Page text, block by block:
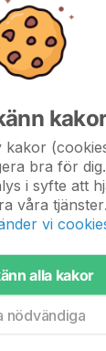
motståndare
kakor
bra för
i syfte att
våra tjänster.
vi
alla kakor
nödvändiga